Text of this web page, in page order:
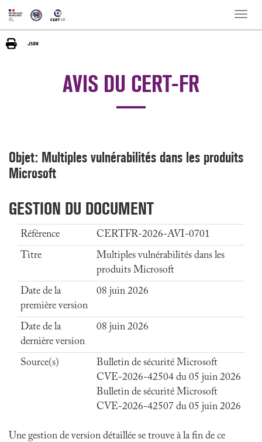
Toggle
AVIS DU CERT-FR
Objet: Multiples vulnérabilités dans les produits
Microsoft
GESTION DU DOCUMENT
Référence
CERTFR-2026-AVI-0701
Titre
Multiples vulnérabilités dans les
produits Microsoft
Date de la
première version
08 juin 2026
Date de la
dernière version
08 juin 2026
Source(s)
Bulletin de sécurité Microsoft
CVE-2026-42504 du 05 juin 2026
Bulletin de sécurité Microsoft
CVE-2026-42507 du 05 juin 2026
Une gestion de version détaillée se trouve à la fin de ce